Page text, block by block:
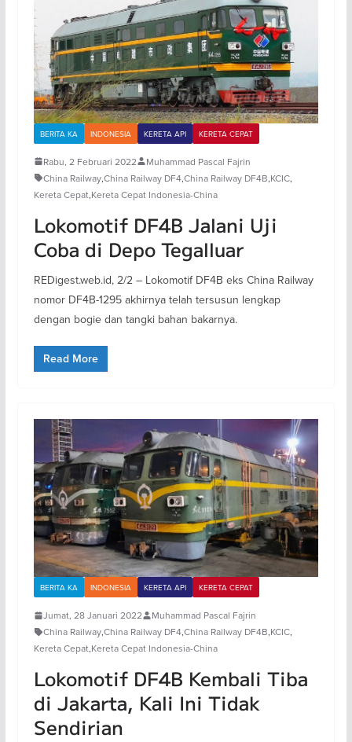
BERITA KA INDONESIA KERETA API KERETA CEPAT
Rabu, 2 Februari 2022
Muhammad Pascal Fajrin
China Railway,China Railway DF4,China Railway DF4B,KCIC,
Kereta Cepat,Kereta Cepat Indonesia-China
Lokomotif DF4B Jalani Uji
Coba di Depo Tegalluar
REDigest.web.id, 2/2 – Lokomotif DF4B eks China Railway
nomor DF4B-1295 akhirnya telah tersusun lengkap
dengan bogie dan tangki bahan bakarnya.
Read More
BERITA KA INDONESIA KERETA API KERETA CEPAT
Jumat, 28 Januari 2022
Muhammad Pascal Fajrin
China Railway,China Railway DF4,China Railway DF4B,KCIC,
Kereta Cepat,Kereta Cepat Indonesia-China
Lokomotif DF4B Kembali Tiba
di Jakarta, Kali Ini Tidak
Sendirian